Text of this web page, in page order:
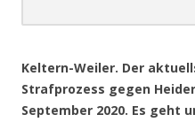
Keltern-Weiler. Der
Strafprozess gegen
September 2020. Es geht